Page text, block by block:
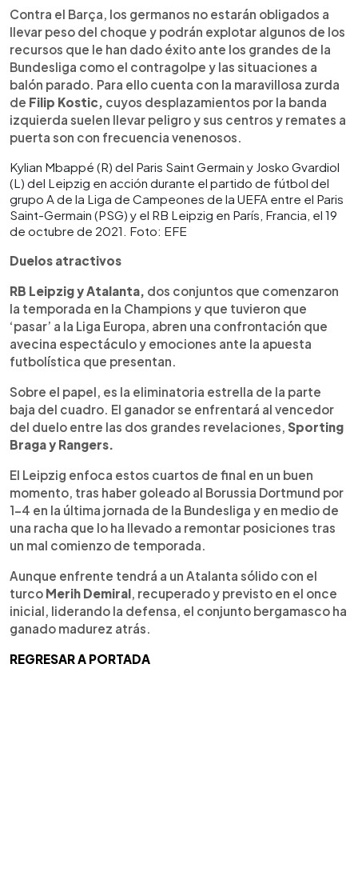
Contra el Barça, los germanos no estarán obligados a
llevar peso del choque y podrán explotar algunos de los
recursos que le han dado éxito ante los grandes de la
Bundesliga como el contragolpe y las situaciones a
balón parado. Para ello cuenta con la maravillosa zurda
de Filip Kostic, cuyos desplazamientos por la banda
izquierda suelen llevar peligro y sus centros y remates a
puerta son con frecuencia venenosos.
Kylian Mbappé (R) del Paris Saint Germain y Josko Gvardiol
(L) del Leipzig en acción durante el partido de fútbol del
grupo A de la Liga de Campeones de la UEFA entre el Paris
Saint-Germain (PSG) y el RB Leipzig en París, Francia, el 19
de octubre de 2021. Foto: EFE
Duelos atractivos
RB Leipzig y Atalanta, dos conjuntos que comenzaron
la temporada en la Champions y que tuvieron que
‘pasar’ a la Liga Europa, abren una confrontación que
avecina espectáculo y emociones ante la apuesta
futbolística que presentan.
Sobre el papel, es la eliminatoria estrella de la parte
baja del cuadro. El ganador se enfrentará al vencedor
del duelo entre las dos grandes revelaciones, Sporting
Braga y Rangers.
El Leipzig enfoca estos cuartos de final en un buen
momento, tras haber goleado al Borussia Dortmund por
1-4 en la última jornada de la Bundesliga y en medio de
una racha que lo ha llevado a remontar posiciones tras
un mal comienzo de temporada.
Aunque enfrente tendrá a un Atalanta sólido con el
turco Merih Demiral, recuperado y previsto en el once
inicial, liderando la defensa, el conjunto bergamasco ha
ganado madurez atrás.
REGRESAR A PORTADA